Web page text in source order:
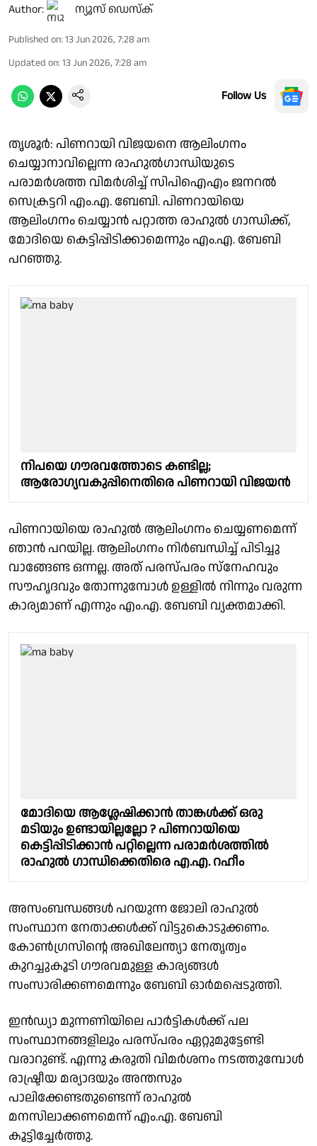
Author: ന്യൂസ് ഡെസ്ക്
Published on: 13 Jun 2026, 7:28 am
Updated on: 13 Jun 2026, 7:28 am
Follow Us
തൃശൂർ: പിണറായി വിജയനെ ആലിംഗനം
ചെയ്യാനാവില്ലെന്ന രാഹുൽഗാന്ധിയുടെ
പരാമർശത്ത വിമർശിച്ച് സിപിഐഎം ജനറൽ
സെക്രട്ടറി എം.എ. ബേബി. പിണറായിയെ
ആലിംഗനം ചെയ്യാൻ പറ്റാത്ത രാഹുൽ ഗാന്ധിക്ക്,
മോദിയെ കെട്ടിപ്പിടിക്കാമെന്നും എം.എ. ബേബി
പറഞ്ഞു.
നിപയെ ഗൗരവത്തോടെ കണ്ടില്ല;
ആരോഗ്യവകുപ്പിനെതിരെ പിണറായി വിജയൻ
പിണറായിയെ രാഹുൽ ആലിംഗനം ചെയ്യണമെന്ന്
ഞാൻ പറയില്ല. ആലിംഗനം നിർബന്ധിച്ച് പിടിച്ചു
വാങ്ങേണ്ട ഒന്നല്ല. അത് പരസ്പരം സ്നേഹവും
സൗഹൃദവും തോന്നുമ്പോൾ ഉള്ളിൽ നിന്നും വരുന്ന
കാര്യമാണ് എന്നും എം.എ. ബേബി വ്യക്തമാക്കി.
മോദിയെ ആശ്ലേഷിക്കാൻ താങ്കൾക്ക് ഒരു
മടിയും ഉണ്ടായില്ലല്ലോ ? പിണറായിയെ
കെട്ടിപ്പിടിക്കാൻ പറ്റില്ലെന്ന പരാമർശത്തിൽ
രാഹുൽ ഗാന്ധിക്കെതിരെ എ.എ. റഹീം
അസംബന്ധങ്ങൾ പറയുന്ന ജോലി രാഹുൽ
സംസ്ഥാന നേതാക്കൾക്ക് വിട്ടുകൊടുക്കണം.
കോൺഗ്രസിൻ്റെ അഖിലേന്ത്യാ നേതൃത്വം
കുറച്ചുകൂടി ഗൗരവമുള്ള കാര്യങ്ങൾ
സംസാരിക്കണമെന്നും ബേബി ഓർമപ്പെടുത്തി.
ഇൻഡ്യാ മുന്നണിയിലെ പാർട്ടികൾക്ക് പല
സംസ്ഥാനങ്ങളിലും പരസ്പരം ഏറ്റുമുട്ടേണ്ടി
വരാറുണ്ട്. എന്നു കരുതി വിമർശനം നടത്തുമ്പോൾ
രാഷ്ട്രീയ മര്യാദയും അന്തസും
പാലിക്കേണ്ടതുണ്ടെന്ന് രാഹുൽ
മനസിലാക്കണമെന്ന് എം.എ. ബേബി
കൂട്ടിച്ചേർത്തു.